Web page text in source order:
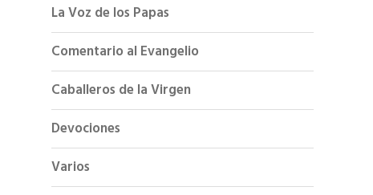
La Voz de los Papas
Comentario al Evangelio
Caballeros de la Virgen
Devociones
Varios